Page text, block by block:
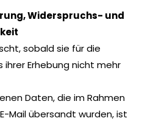
Widerspruchs- und
sobald sie für die
ihrer Erhebung nicht mehr
Daten, die im Rahmen
Mail übersandt wurden, ist